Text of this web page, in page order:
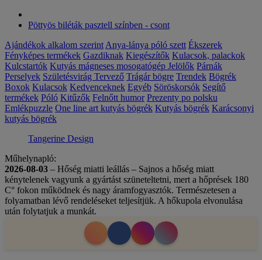
Pöttyös biléták pasztell színben - csont
Ajándékok alkalom szerint Anya-lánya póló szett Ékszerek
Fényképes termékek Gazdiknak Kiegészítők Kulacsok, palackok
Kulcstartók Kutyás mágneses mosogatógép Jelölők Párnák
Perselyek Születésvirág Tervező Trágár bögre Trendek Bögrék
Boxok Kulacsok Kedvenceknek Egyéb Söröskorsók Segítő
termékek Póló Kitűzők Felnőtt humor Prezenty po polsku
Emlékpuzzle One line art kutyás bögrék Kutyás bögrék Karácsonyi
kutyás bögrék
Tangerine Design
Műhelynapló:
2026-08-03 – Hőség miatti leállás – Sajnos a hőség miatt
kénytelenek vagyunk a gyártást szüneteltetni, mert a hőprések 180
C° fokon működnek és nagy áramfogyasztók. Természetesen a
folyamatban lévő rendeléseket teljesítjük. A hőkupola elvonulása
után folytatjuk a munkát.